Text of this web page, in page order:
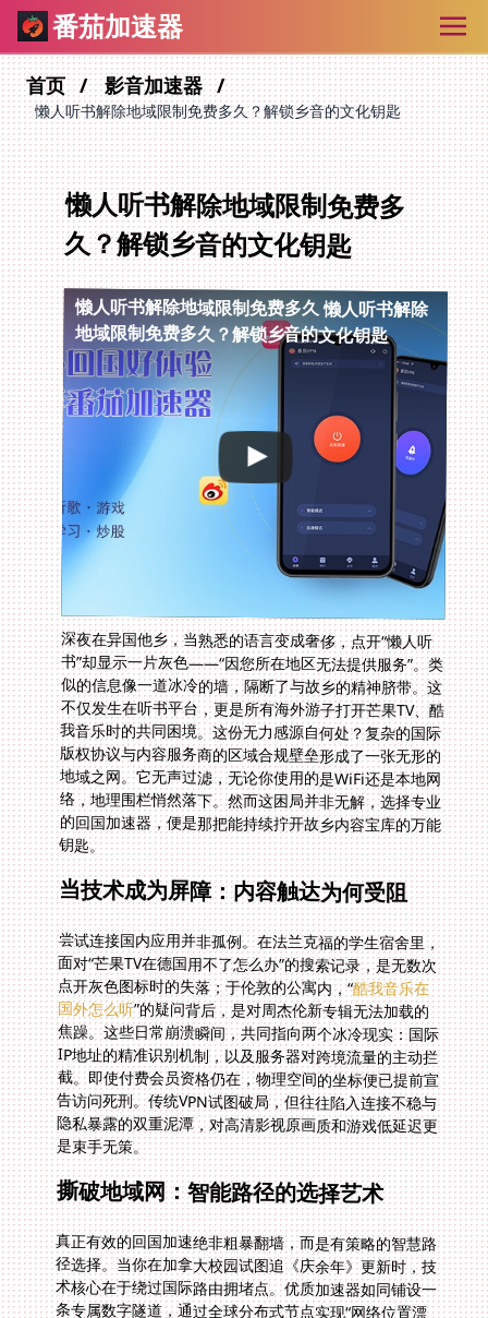
番茄加速器
首页 影音加速器
懒人听书解除地域限制免费多久？解锁乡音的文化钥匙
懒人听书解除地域限制免费多
久？解锁乡音的文化钥匙
懒人听书解除地域限制免费多久 懒人听书解除
地域限制免费多久？解锁乡音的文化钥匙
深夜在异国他乡，当熟悉的语言变成奢侈，点开“懒人听
书”却显示一片灰色——“因您所在地区无法提供服务”。类
似的信息像一道冰冷的墙，隔断了与故乡的精神脐带。这
不仅发生在听书平台，更是所有海外游子打开芒果TV、酷
我音乐时的共同困境。这份无力感源自何处？复杂的国际
版权协议与内容服务商的区域合规壁垒形成了一张无形的
地域之网。它无声过滤，无论你使用的是WiFi还是本地网
络，地理围栏悄然落下。然而这困局并非无解，选择专业
的回国加速器，便是那把能持续拧开故乡内容宝库的万能
钥匙。
当技术成为屏障：内容触达为何受阻
尝试连接国内应用并非孤例。在法兰克福的学生宿舍里，
面对“芒果TV在德国用不了怎么办”的搜索记录，是无数次
点开灰色图标时的失落；于伦敦的公寓内，“酷我音乐在
国外怎么听”的疑问背后，是对周杰伦新专辑无法加载的
焦躁。这些日常崩溃瞬间，共同指向两个冰冷现实：国际
IP地址的精准识别机制，以及服务器对跨境流量的主动拦
截。即使付费会员资格仍在，物理空间的坐标便已提前宣
告访问死刑。传统VPN试图破局，但往往陷入连接不稳与
隐私暴露的双重泥潭，对高清影视原画质和游戏低延迟更
是束手无策。
撕破地域网：智能路径的选择艺术
真正有效的回国加速绝非粗暴翻墙，而是有策略的智慧路
径选择。当你在加拿大校园试图追《庆余年》更新时，技
术核心在于绕过国际路由拥堵点。优质加速器如同铺设一
条专属数字隧道，通过全球分布式节点实现“网络位置漂
移”，将你的设备伪装成一台真实的国内终端。关键在于
智能系统实时扫描节点延迟、带宽负载与线路稳定性，毫
秒间完成最佳入口切换。这种动态优化才是稳定播放4K
剧集与收听无损音质的底层密码，也是告别加载卡顿的终